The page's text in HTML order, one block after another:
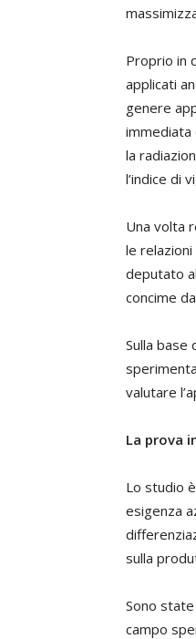
Proprio in
applicati
genere
immediata
la
l’indice di
Una volta
le
deputato
concime
Sulla base
valutare
La prova
Lo studio
esigenza
sulla
Sono
campo